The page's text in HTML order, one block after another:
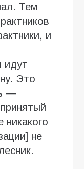
Тем
и
идут
Это
—
никакого
не